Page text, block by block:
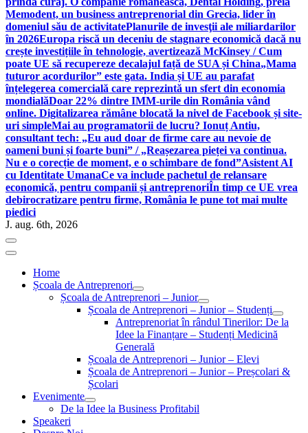
Memodent, un business antreprenorial din Grecia, lider în
domeniul său de activitatePlanurile de invesţii ale miliardarilor
în 2026Europa riscă un deceniu de stagnare economică dacă nu
crește investițiile în tehnologie, avertizează McKinsey / Cum
poate UE să recupereze decalajul față de SUA și China„Mama
tuturor acordurilor” este gata. India și UE au parafat
înțelegerea comercială care reprezintă un sfert din economia
mondialăDoar 22% dintre IMM-urile din România vând
online. Digitalizarea rămâne blocată la nivel de Facebook și site-
uri simpleMai au programatorii de lucru? Ionuț Antiu,
consultant tech: „Eu aud doar de firme care au nevoie de
oameni buni și foarte buni” / „Reașezarea pieței va continua.
Nu e o corecție de moment, e o schimbare de fond”Asistent AI
cu Identitate UmanaCe va include pachetul de relansare
economică, pentru companii și antreprenoriÎn timp ce UE vrea
debirocratizare pentru firme, România le pune tot mai multe
piedici
J. aug. 6th, 2026
Home
Școala de Antreprenori
Școala de Antreprenori – Junior
Școala de Antreprenori – Junior – Studenți
Antreprenoriat în rândul Tinerilor: De la
Idee la Finanțare – Studenți Medicină
Generală
Școala de Antreprenori – Junior – Elevi
Școala de Antreprenori – Junior – Preșcolari &
Școlari
Evenimente
De la Idee la Business Profitabil
Speakeri